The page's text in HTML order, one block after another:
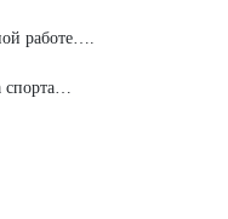
работе….
спорта…